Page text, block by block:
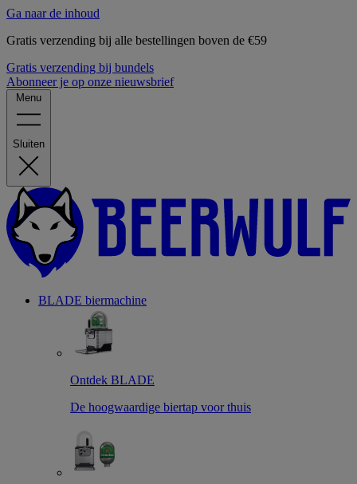
Ga naar de inhoud
Gratis verzending bij alle bestellingen boven de €59
Gratis verzending bij bundels
Abonneer je op onze nieuwsbrief
Menu
Sluiten
BLADE biermachine
Ontdek BLADE
De hoogwaardige biertap voor thuis